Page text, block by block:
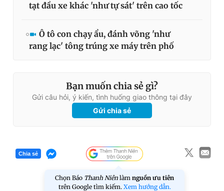
tạt đầu xe khác 'như tự sát' trên cao tốc
Ô tô con chạy ẩu, đánh võng 'như
rang lạc' tông trúng xe máy trên phố
Bạn muốn chia sẻ gì?
Gửi câu hỏi, ý kiến, tình huống giao thông tại đây
Gửi chia sẻ
Chia sẻ
Chọn Báo Thanh Niên làm nguồn ưu tiên
trên Google tìm kiếm. Xem hướng dẫn.